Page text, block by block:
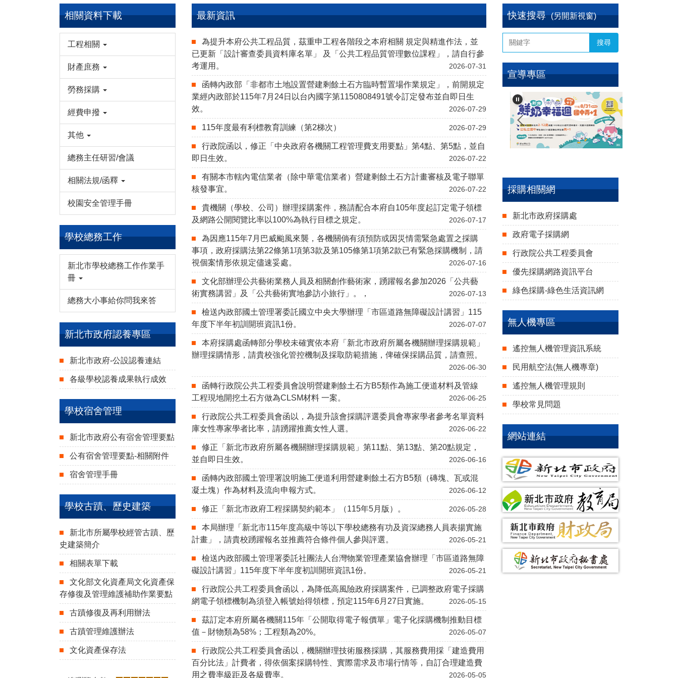
相關資料下載
工程相關
財產庶務
勞務採購
經費申撥
其他
總務主任研習/會議
相關法規/函釋
校園安全管理手冊
學校總務工作
新北市學校總務工作作業手
冊
總務大小事給你問我來答
新北市政府認養專區
新北市政府-公設認養連結
各級學校認養成果執行成效
學校宿舍管理
新北市政府公有宿舍管理要點
公有宿舍管理要點-相關附件
宿舍管理手冊
學校古蹟、歷史建築
新北市所屬學校經管古蹟、歷
史建築簡介
相關表單下載
文化部文化資產局文化資產保
存修復及管理維護補助作業要點
古蹟修復及再利用辦法
古蹟管理維護辦法
文化資產保存法
最新資訊
為提升本府公共工程品質，茲重申工程各階段之本府相關 規定與精進作法，並
已更新「設計審查委員資料庫名單」 及「公共工程品質管理數位課程」，請自行參
考運用。
2026-07-31
函轉內政部「非都市土地設置營建剩餘土石方臨時暫置場作業規定」，前開規定
業經內政部於115年7月24日以台內國字第1150808491號令訂定發布並自即日生
效。
2026-07-29
115年度最有利標教育訓練（第2梯次） 2026-07-29
行政院函以，修正「中央政府各機關工程管理費支用要點」第4點、第5點，並自
即日生效。
2026-07-22
有關本市轄內電信業者（除中華電信業者）營建剩餘土石方計畫審核及電子聯單
核發事宜。
2026-07-22
貴機關（學校、公司）辦理採購案件，務請配合本府自105年度起訂定電子領標
及網路公開閱覽比率以100%為執行目標之規定。
2026-07-17
為因應115年7月巴威颱風來襲，各機關倘有須預防或因災情需緊急處置之採購
事項，政府採購法第22條第1項第3款及第105條第1項第2款已有緊急採購機制，請
視個案情形依規定儘速妥處。
2026-07-16
文化部辦理公共藝術業務人員及相關創作藝術家，踴躍報名參加2026「公共藝
術實務講習」及「公共藝術實地參訪小旅行」。，
2026-07-13
檢送內政部國土管理署委託國立中央大學辦理「市區道路無障礙設計講習」115
年度下半年初訓開班資訊1份。
2026-07-07
本府採購處函轉部分學校未確實依本府「新北市政府所屬各機關辦理採購規範」
辦理採購情形，請貴校強化管控機制及採取防範措施，俾確保採購品質，請查照。
2026-06-30
函轉行政院公共工程委員會說明營建剩餘土石方B5類作為施工便道材料及管線
工程現地開挖土石方做為CLSM材料 一案。
2026-06-25
行政院公共工程委員會函以，為提升該會採購評選委員會專家學者參考名單資料
庫女性專家學者比率，請踴躍推薦女性人選。
2026-06-22
修正「新北市政府所屬各機關辦理採購規範」第11點、第13點、第20點規定，
並自即日生效。
2026-06-16
函轉內政部國土管理署說明施工便道利用營建剩餘土石方B5類（磚塊、瓦或混
凝土塊）作為材料及流向申報方式。
2026-06-12
修正「新北市政府工程採購契約範本」（115年5月版）。 2026-05-28
本局辦理「新北市115年度高級中等以下學校總務有功及資深總務人員表揚實施
計畫」，請貴校踴躍報名並推薦符合條件個人參與評選。
2026-05-21
檢送內政部國土管理署委託社團法人台灣物業管理產業協會辦理「市區道路無障
礙設計講習」115年度下半年度初訓開班資訊1份。
2026-05-21
行政院公共工程委員會函以，為降低高風險政府採購案件，已調整政府電子採購
網電子領標機制為須登入帳號始得領標，預定115年6月27日實施。
2026-05-15
茲訂定本府所屬各機關115年「公開取得電子報價單」電子化採購機制推動目標
值－財物類為58%；工程類為20%。
2026-05-07
行政院公共工程委員會函以，機關辦理技術服務採購，其服務費用採「建造費用
百分比法」計費者，得依個案採購特性、實際需求及市場行情等，自訂合理建造費
用之費率級距及各級費率。
2026-05-05
快速搜尋 (另開新視窗)
搜尋
宣導專區
採購相關網
新北市政府採購處
政府電子採購網
行政院公共工程委員會
優先採購網路資訊平台
綠色採購-綠色生活資訊網
無人機專區
遙控無人機管理資訊系統
民用航空法(無人機專章)
遙控無人機管理規則
學校常見問題
網站連結